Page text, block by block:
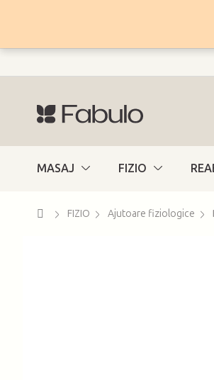
MASAJ FIZIO
AcasăFIZIO Ajutoare fiziologice